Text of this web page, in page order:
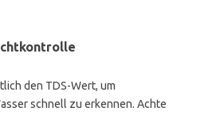
den TDS-Wert, um
schnell zu erkennen. Achte